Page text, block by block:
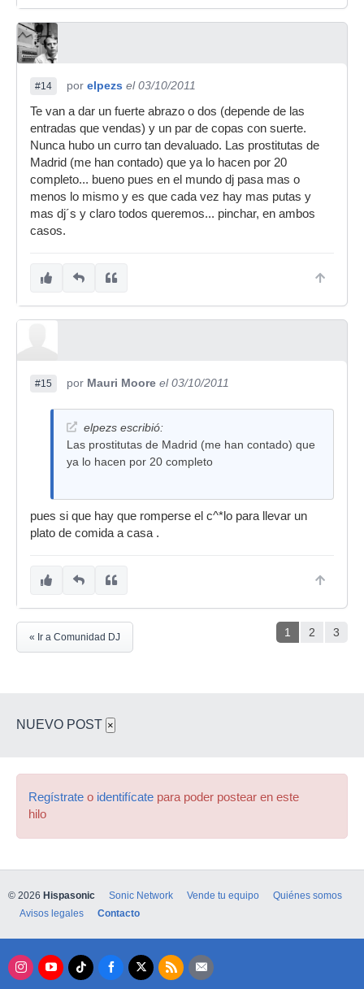
#14 por elpezs el 03/10/2011
Te van a dar un fuerte abrazo o dos (depende de las
entradas que vendas) y un par de copas con suerte.
Nunca hubo un curro tan devaluado. Las prostitutas de
Madrid (me han contado) que ya lo hacen por 20
completo... bueno pues en el mundo dj pasa mas o
menos lo mismo y es que cada vez hay mas putas y
mas dj´s y claro todos queremos... pinchar, en ambos
casos.
#15 por Mauri Moore el 03/10/2011
elpezs escribió:
Las prostitutas de Madrid (me han contado) que
ya lo hacen por 20 completo
pues si que hay que romperse el c^*lo para llevar un
plato de comida a casa .
1 2 3
« Ir a Comunidad DJ
NUEVO POST ×
Regístrate o identifícate para poder postear en este
hilo
© 2026 Hispasonic Sonic Network Vende tu equipo
Quiénes somos
Avisos legales
Contacto